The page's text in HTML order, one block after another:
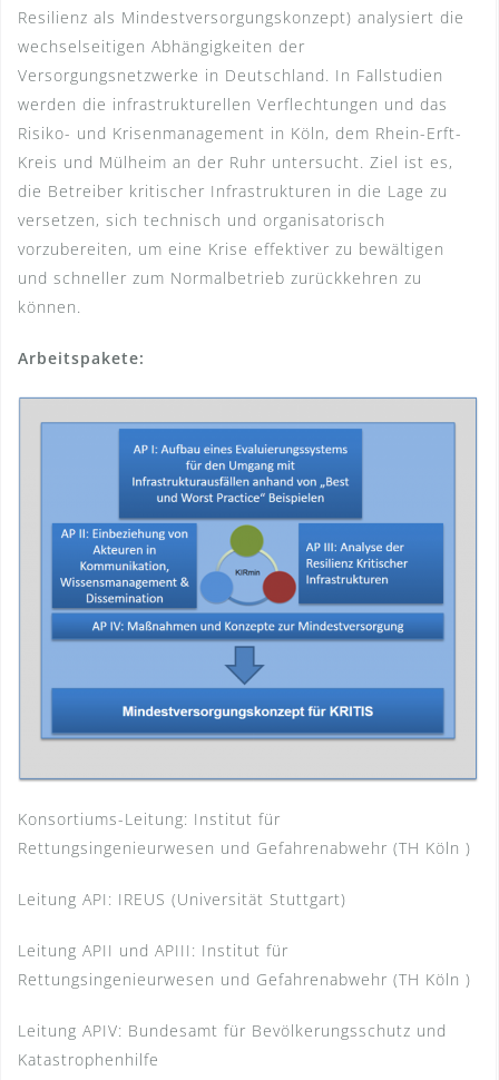
Resilienz als Mindestversorgungskonzept) analysiert die
wechselseitigen Abhängigkeiten der
Versorgungsnetzwerke in Deutschland. In Fallstudien
werden die infrastrukturellen Verflechtungen und das
Risiko- und Krisenmanagement in Köln, dem Rhein-Erft-
Kreis und Mülheim an der Ruhr untersucht. Ziel ist es,
die Betreiber kritischer Infrastrukturen in die Lage zu
versetzen, sich technisch und organisatorisch
vorzubereiten, um eine Krise effektiver zu bewältigen
und schneller zum Normalbetrieb zurückkehren zu
können.
Arbeitspakete:
Konsortiums-Leitung: Institut für
Rettungsingenieurwesen und Gefahrenabwehr (TH Köln )
Leitung API: IREUS (Universität Stuttgart)
Leitung APII und APIII: Institut für
Rettungsingenieurwesen und Gefahrenabwehr (TH Köln )
Leitung APIV: Bundesamt für Bevölkerungsschutz und
Katastrophenhilfe